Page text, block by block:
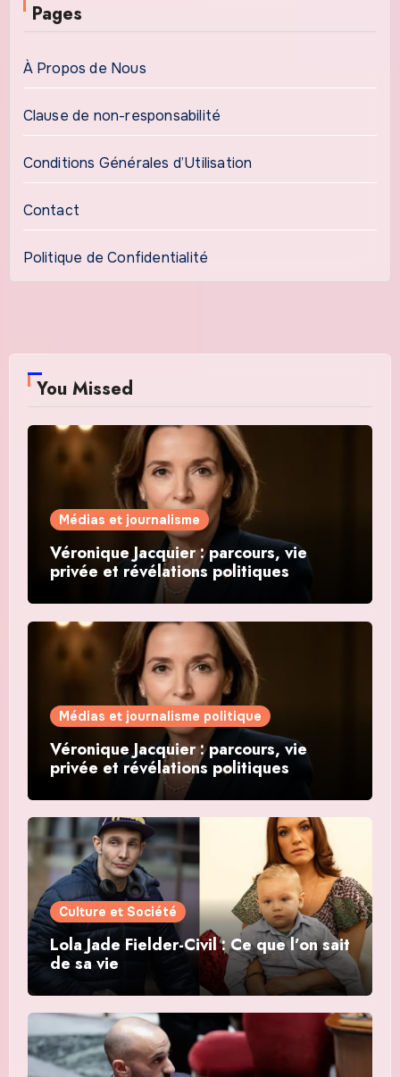
Pages
À Propos de Nous
Clause de non-responsabilité
Conditions Générales d’Utilisation
Contact
Politique de Confidentialité
You Missed
Médias et journalisme
Véronique Jacquier : parcours, vie
privée et révélations politiques
Médias et journalisme politique
Véronique Jacquier : parcours, vie
privée et révélations politiques
Culture et Société
Lola Jade Fielder-Civil : Ce que l’on sait
de sa vie